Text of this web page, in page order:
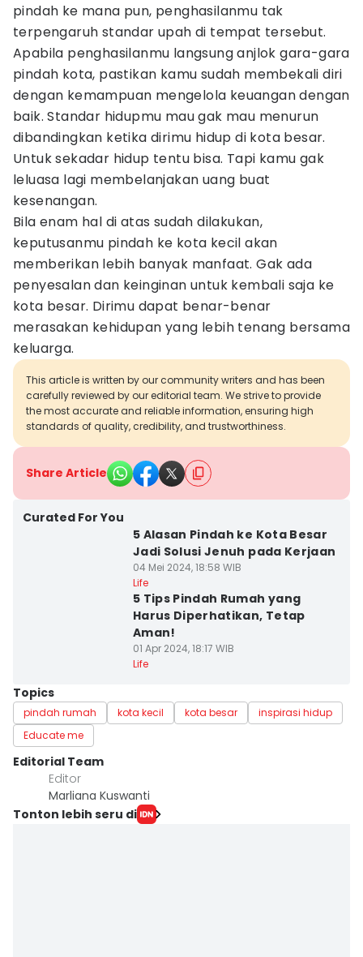
pindah ke mana pun, penghasilanmu tak
terpengaruh standar upah di tempat tersebut.
Apabila penghasilanmu langsung anjlok gara-gara
pindah kota, pastikan kamu sudah membekali diri
dengan kemampuan mengelola keuangan dengan
baik. Standar hidupmu mau gak mau menurun
dibandingkan ketika dirimu hidup di kota besar.
Untuk sekadar hidup tentu bisa. Tapi kamu gak
leluasa lagi membelanjakan uang buat
kesenangan.
Bila enam hal di atas sudah dilakukan,
keputusanmu pindah ke kota kecil akan
memberikan lebih banyak manfaat. Gak ada
penyesalan dan keinginan untuk kembali saja ke
kota besar. Dirimu dapat benar-benar
merasakan kehidupan yang lebih tenang bersama
keluarga.
This article is written by our community writers and has been
carefully reviewed by our editorial team. We strive to provide
the most accurate and reliable information, ensuring high
standards of quality, credibility, and trustworthiness.
Share Article
Curated For You
5 Alasan Pindah ke Kota Besar
Jadi Solusi Jenuh pada Kerjaan
04 Mei 2024, 18:58 WIB
Life
5 Tips Pindah Rumah yang
Harus Diperhatikan, Tetap
Aman!
01 Apr 2024, 18:17 WIB
Life
Topics
pindah rumah kota kecil kota besar
inspirasi hidup
Educate me
Editorial Team
Editor
Marliana Kuswanti
Tonton lebih seru di